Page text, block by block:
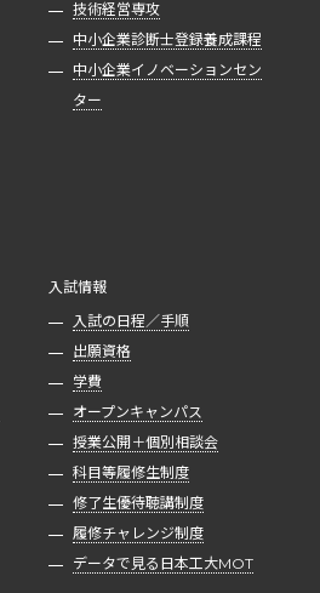
技術経営専攻
中小企業診断士登録養成課程
中小企業イノベーションセン
ター
入試情報
入試の日程／手順
出願資格
学費
オープンキャンパス
授業公開＋個別相談会
科目等履修生制度
修了生優待聴講制度
履修チャレンジ制度
データで見る日本工大MOT